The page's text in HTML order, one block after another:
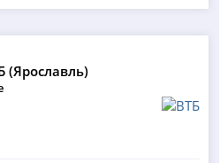
(Ярославль)